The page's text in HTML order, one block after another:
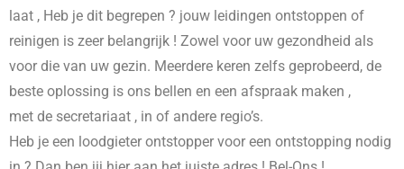
laat , Heb je dit begrepen ? jouw leidingen ontstoppen of
reinigen is zeer belangrijk ! Zowel voor uw gezondheid als
voor die van uw gezin. Meerdere keren zelfs geprobeerd, de
beste oplossing is ons bellen en een afspraak maken ,
met de secretariaat , in of andere regio’s.
Heb je een loodgieter ontstopper voor een ontstopping nodig